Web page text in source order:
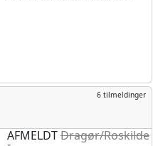
6 tilmeldinger
AFMELDTDragør/Roskilde